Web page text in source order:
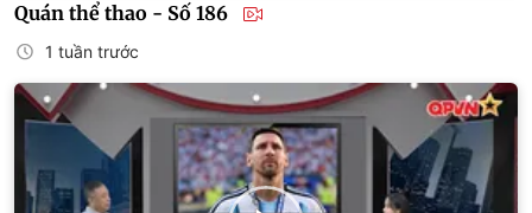
Quán thể thao - Số 186
1 tuần trước